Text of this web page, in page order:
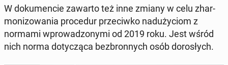
W do­ku­men­cie zawarto też inne zmiany w celu zhar­
mo­ni­zo­wa­nia pro­ce­dur prze­ciw­ko nad­uży­ciom z
normami wpro­wa­dzo­ny­mi od 2019 roku. Jest wśród
nich norma do­ty­czą­ca bez­bron­nych osób do­ro­słych.